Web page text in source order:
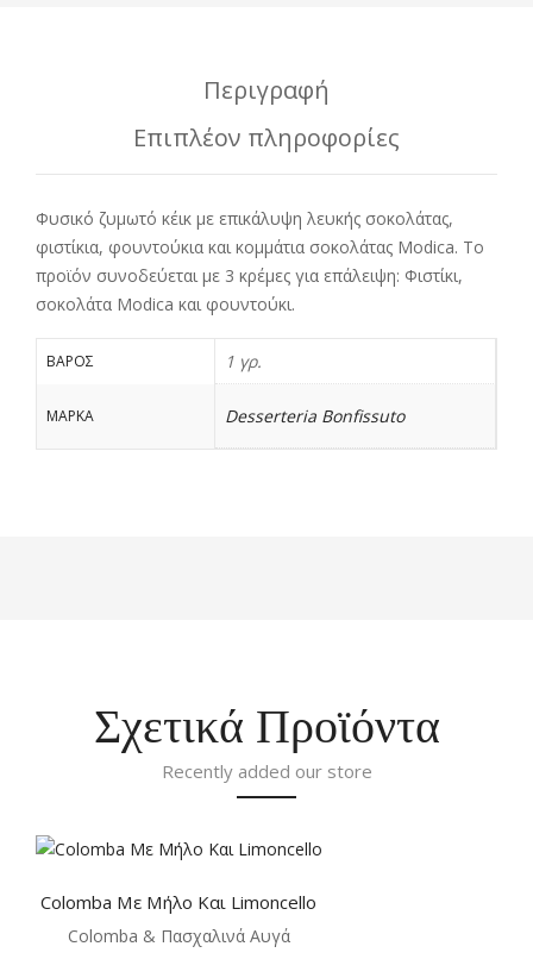
Περιγραφή
Επιπλέον πληροφορίες
Φυσικό ζυμωτό κέικ με επικάλυψη λευκής σοκολάτας,
φιστίκια, φουντούκια και κομμάτια σοκολάτας Modica. Το
προϊόν συνοδεύεται με 3 κρέμες για επάλειψη: Φιστίκι,
σοκολάτα Modica και φουντούκι.
ΒΆΡΟΣ 1 γρ.
ΜΑΡΚΑ Desserteria Bonfissuto
Σχετικά Προϊόντα
Recently added our store
Colomba Mε Μήλο Και Limoncello
Colomba & Πασχαλινά Αυγά